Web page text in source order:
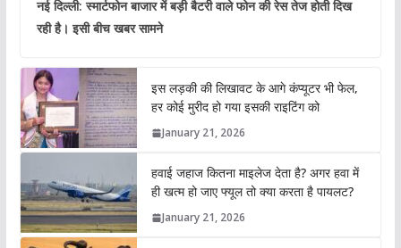
नई दिल्ली: स्मार्टफोन बाजार में बड़ी बैटरी वाले फोन की रेस तेज होती दिख
रही है। इसी बीच खबर सामने
इस लड़की की लिखावट के आगे कंप्यूटर भी फेल,
हर कोई मुरीद हो गया इसकी राइटिंग को
January 21, 2026
हवाई जहाज कितना माइलेज देता है? अगर हवा में
ही खत्म हो जाए फ्यूल तो क्या करता है पायलट?
January 21, 2026